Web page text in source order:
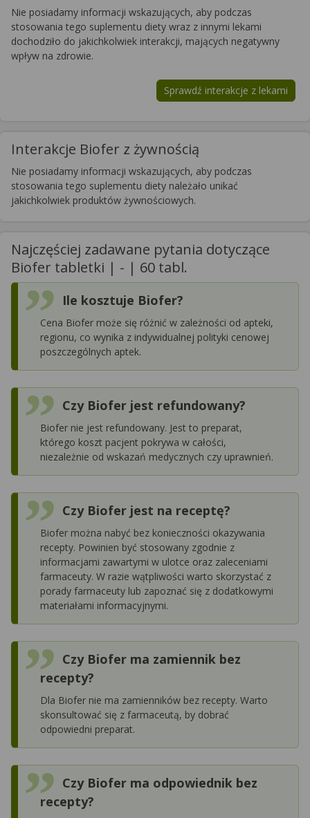
Nie posiadamy informacji wskazujących, aby podczas
stosowania tego suplementu diety wraz z innymi lekami
dochodziło do jakichkolwiek interakcji, mających negatywny
wpływ na zdrowie.
Sprawdź interakcje z lekami
Interakcje Biofer z żywnością
Nie posiadamy informacji wskazujących, aby podczas
stosowania tego suplementu diety należało unikać
jakichkolwiek produktów żywnościowych.
Najczęściej zadawane pytania dotyczące
Biofer tabletki | - | 60 tabl.
Ile kosztuje Biofer?
Cena Biofer może się różnić w zależności od apteki,
regionu, co wynika z indywidualnej polityki cenowej
poszczególnych aptek.
Czy Biofer jest refundowany?
Biofer nie jest refundowany. Jest to preparat,
którego koszt pacjent pokrywa w całości,
niezależnie od wskazań medycznych czy uprawnień.
Czy Biofer jest na receptę?
Biofer można nabyć bez konieczności okazywania
recepty. Powinien być stosowany zgodnie z
informacjami zawartymi w ulotce oraz zaleceniami
farmaceuty. W razie wątpliwości warto skorzystać z
porady farmaceuty lub zapoznać się z dodatkowymi
materiałami informacyjnymi.
Czy Biofer ma zamiennik bez
recepty?
Dla Biofer nie ma zamienników bez recepty. Warto
skonsultować się z farmaceutą, by dobrać
odpowiedni preparat.
Czy Biofer ma odpowiednik bez
recepty?